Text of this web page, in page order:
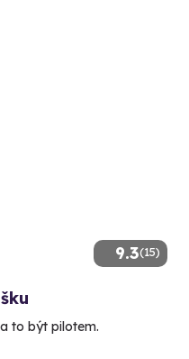
9.3(15)
to být pilotem.